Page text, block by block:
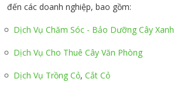
đến các doanh nghiệp, bao gồm:
Dịch Vụ Chăm Sóc - Bảo Dưỡng Cây Xanh
Dịch Vụ Cho Thuê Cây Văn Phòng
Dịch Vụ Trồng Cỏ, Cắt Cỏ